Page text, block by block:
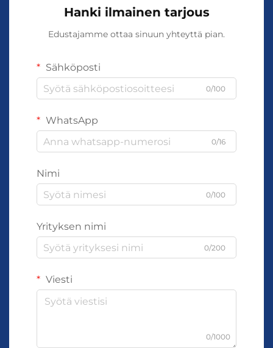
Hanki ilmainen tarjous
Edustajamme ottaa sinuun yhteyttä pian.
Sähköposti
0/100
WhatsApp
0/16
Nimi
0/100
Yrityksen nimi
0/200
Viesti
0/1000